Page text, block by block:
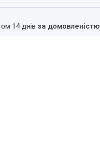
14 днів за домовленістю